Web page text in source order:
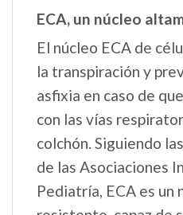
ECA, un núcleo
El núcleo ECA de
la transpiración y
asfixia en caso de
con las vías
colchón. Siguiendo
de las Asociaciones
Pediatría, ECA es un